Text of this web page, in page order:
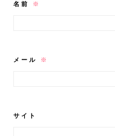
名前 ※
メール ※
サイト